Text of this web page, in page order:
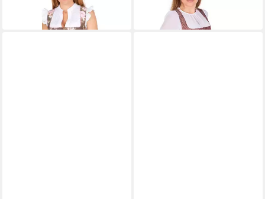
BARA - weiß
LOUISA - weiß
84,85 €